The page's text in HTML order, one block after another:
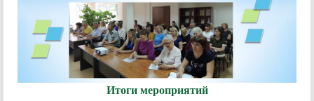
Итоги мероприятий